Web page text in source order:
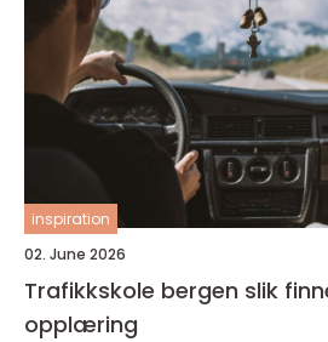
inspiration
02. June 2026
Trafikkskole bergen slik finner du riktig
opplæring